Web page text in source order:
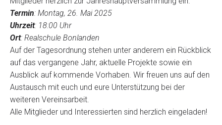
Termin: Montag, 26. Mai 2025
Uhrzeit: 18:00 Uhr
Ort: Realschule Bonlanden
Auf der Tagesordnung stehen unter anderem ein Rückblick
auf das vergangene Jahr, aktuelle Projekte sowie ein
Ausblick auf kommende Vorhaben. Wir freuen uns auf den
Austausch mit euch und eure Unterstützung bei der
weiteren Vereinsarbeit.
Alle Mitglieder und Interessierten sind herzlich eingeladen!